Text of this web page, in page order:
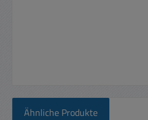
Ähnliche Produkte